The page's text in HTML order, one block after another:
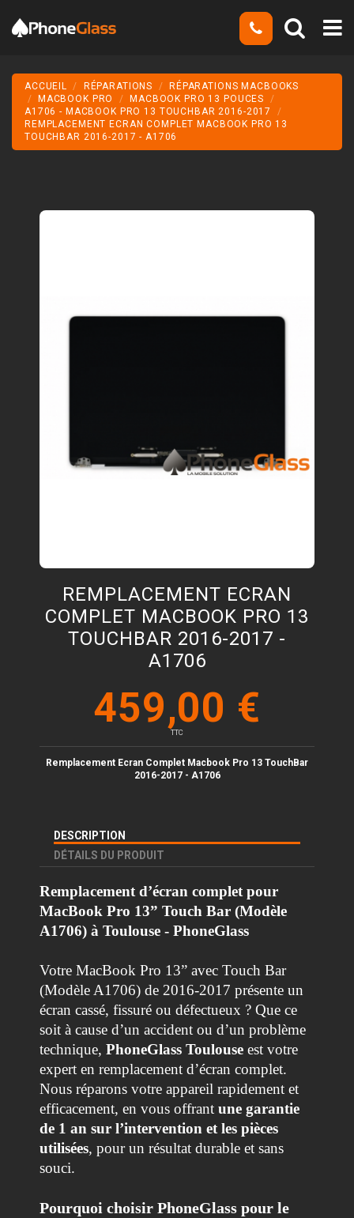
ACCUEIL RÉPARATIONS
RÉPARATIONS MACBOOKS
MACBOOK PRO
MACBOOK PRO 13 POUCES
A1706 - MACBOOK PRO 13 TOUCHBAR 2016-2017
REMPLACEMENT ECRAN COMPLET MACBOOK PRO 13
TOUCHBAR 2016-2017 - A1706
REMPLACEMENT ECRAN
COMPLET MACBOOK PRO 13
TOUCHBAR 2016-2017 -
A1706
459,00 €
TTC
Remplacement Ecran Complet Macbook Pro 13 TouchBar
2016-2017 - A1706
DESCRIPTION
DÉTAILS DU PRODUIT
Remplacement d’écran complet pour
MacBook Pro 13” Touch Bar (Modèle
A1706) à Toulouse - PhoneGlass
Votre MacBook Pro 13” avec Touch Bar
(Modèle A1706) de 2016-2017 présente un
écran cassé, fissuré ou défectueux ? Que ce
soit à cause d’un accident ou d’un problème
technique, PhoneGlass Toulouse est votre
expert en remplacement d’écran complet.
Nous réparons votre appareil rapidement et
efficacement, en vous offrant une garantie
de 1 an sur l’intervention et les pièces
utilisées, pour un résultat durable et sans
souci.
Pourquoi choisir PhoneGlass pour le